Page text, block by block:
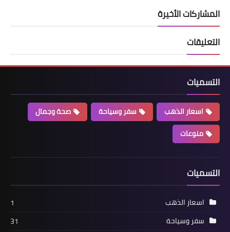
المشاركات الأخيرة
التعليقات
التسميات
اسعار الذهب سفر وسياحة
صحة وجمال
منوعات
التسميات
اسعار الذهب
1
سفر وسياحة
31